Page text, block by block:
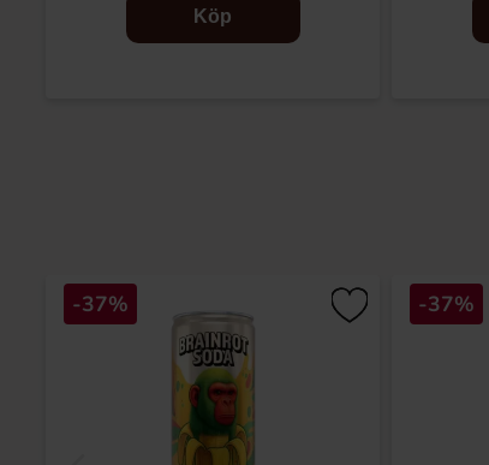
Köp
-37% -37%